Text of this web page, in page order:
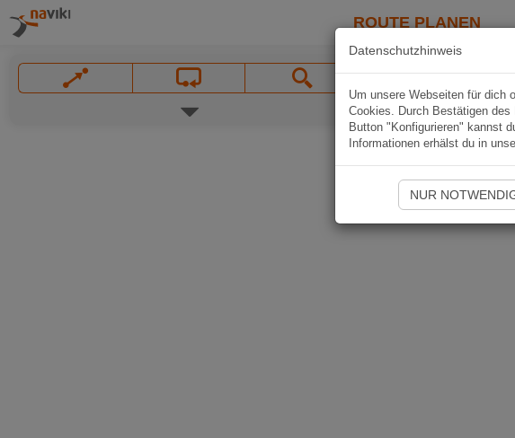
ROUTE PLANEN
Datenschutzhinweis
Um unsere Webseiten für dich
Cookies. Durch Bestätigen
Button "Konfigurieren" kannst
Informationen erhälst du in
NUR